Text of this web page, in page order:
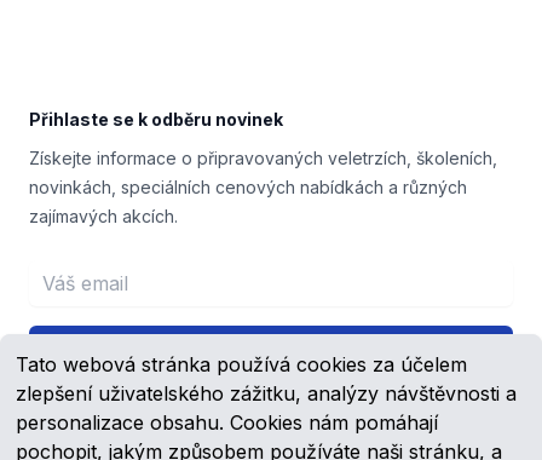
Tato webová stránka používá cookies za účelem
zlepšení uživatelského zážitku, analýzy návštěvnosti a
personalizace obsahu. Cookies nám pomáhají
pochopit, jakým způsobem používáte naši stránku, a
Přihlaste se k odběru novinek
Získejte informace o připravovaných veletrzích, školeních,
novinkách, speciálních cenových nabídkách a různých
zajímavých akcích.
Email address
Přihlášení